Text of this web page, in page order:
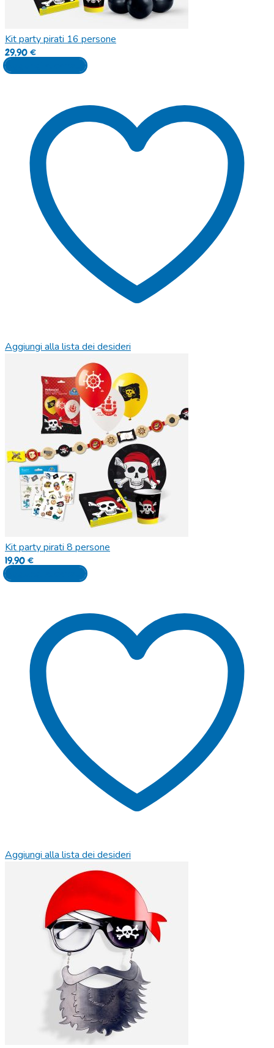
Kit party pirati 16 persone
29,90€
Aggiungi al carrello
Aggiungi alla lista dei desideri
Kit party pirati 8 persone
19,90€
Aggiungi al carrello
Aggiungi alla lista dei desideri